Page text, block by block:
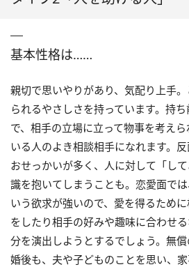
基本性格は……
親切で思いやりがあり、気配り上手
られるやさしさを持っています。持
で、相手の立場に立って物事を考え
いる人のよき相談相手になれます。
おせっかいが多く、人に対して「し
識を抱いてしまうことも。恋愛面で
いう欲求が強いので、愛を得るため
をしたり相手の好みや趣味に合わせ
分を演出しようとするでしょう。無
婚後も、夫や子どものことを思い、